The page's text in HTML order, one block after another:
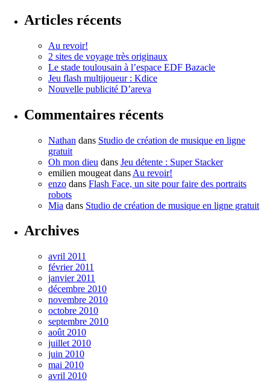
Articles récents
Au revoir!
2 sites de voyage très originaux
Le stade toulousain à l’espace EDF Bazacle
Jeu flash multijoueur : Kdice
Nouvelle publicité D’areva
Commentaires récents
Nathan dans Studio de création de musique en ligne
gratuit
Oh mon dieu dans Jeu détente : Super Stacker
emilien mougeat dans Au revoir!
enzo dans Flash Face, un site pour faire des portraits
robots
Mia dans Studio de création de musique en ligne gratuit
Archives
avril 2011
février 2011
janvier 2011
décembre 2010
novembre 2010
octobre 2010
septembre 2010
août 2010
juillet 2010
juin 2010
mai 2010
avril 2010